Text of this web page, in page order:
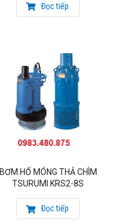
Đọc tiếp
BƠM HỐ MÓNG THẢ CHÌM
TSURUMI KRS2-8S
Đọc tiếp